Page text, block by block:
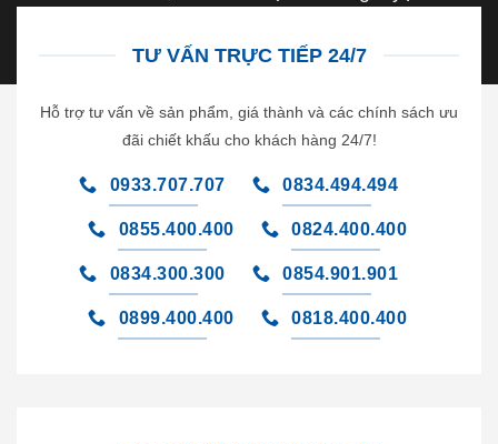
TƯ VẤN TRỰC TIẾP 24/7
Hỗ trợ tư vấn về sản phẩm, giá thành và các chính sách ưu
đãi chiết khấu cho khách hàng 24/7!
0933.707.707 0834.494.494
0855.400.400 0824.400.400
0834.300.300 0854.901.901
0899.400.400 0818.400.400